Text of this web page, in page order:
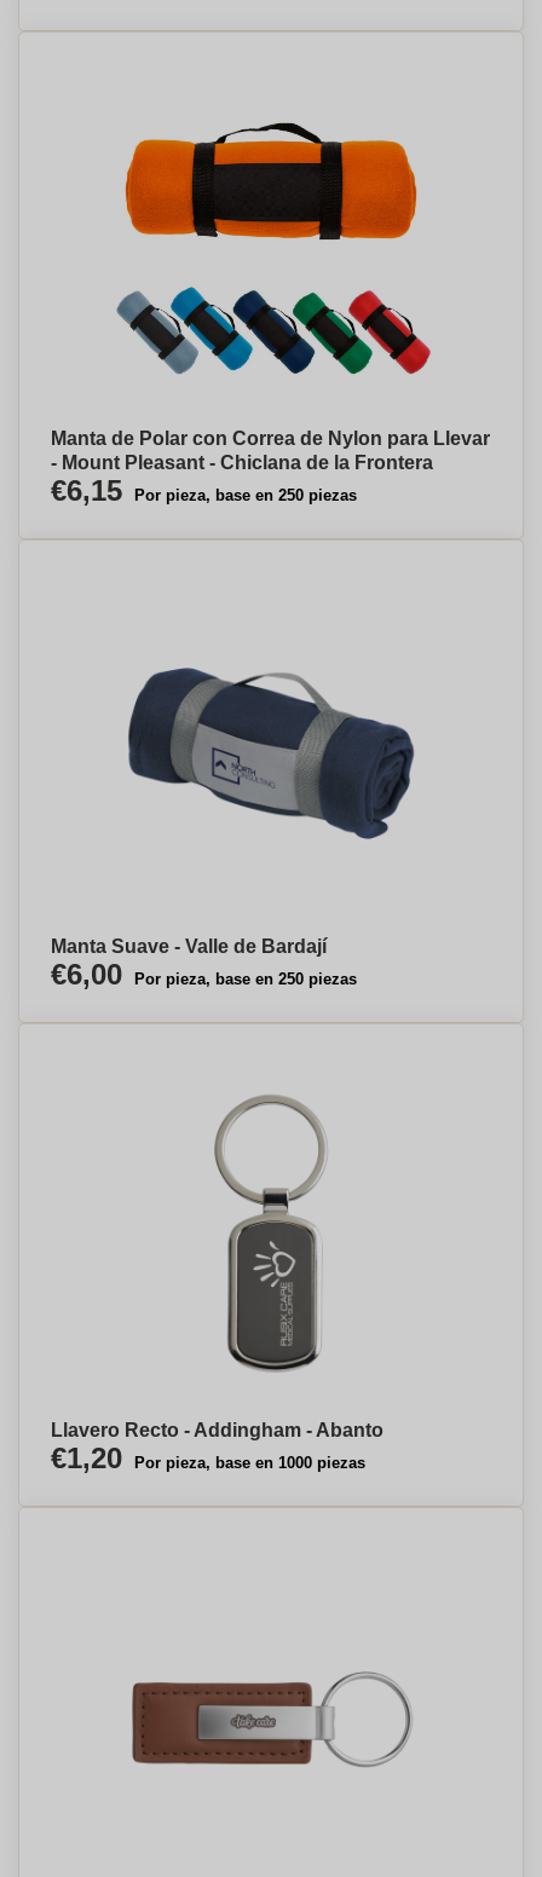
Manta de Polar con Correa de Nylon para Llevar
- Mount Pleasant - Chiclana de la Frontera
€6,15 Por pieza, base en 250 piezas
Manta Suave - Valle de Bardají
€6,00 Por pieza, base en 250 piezas
Llavero Recto - Addingham - Abanto
€1,20 Por pieza, base en 1000 piezas